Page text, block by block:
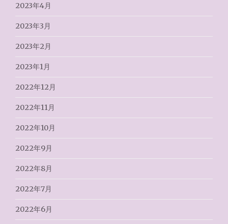
2023年4月
2023年3月
2023年2月
2023年1月
2022年12月
2022年11月
2022年10月
2022年9月
2022年8月
2022年7月
2022年6月